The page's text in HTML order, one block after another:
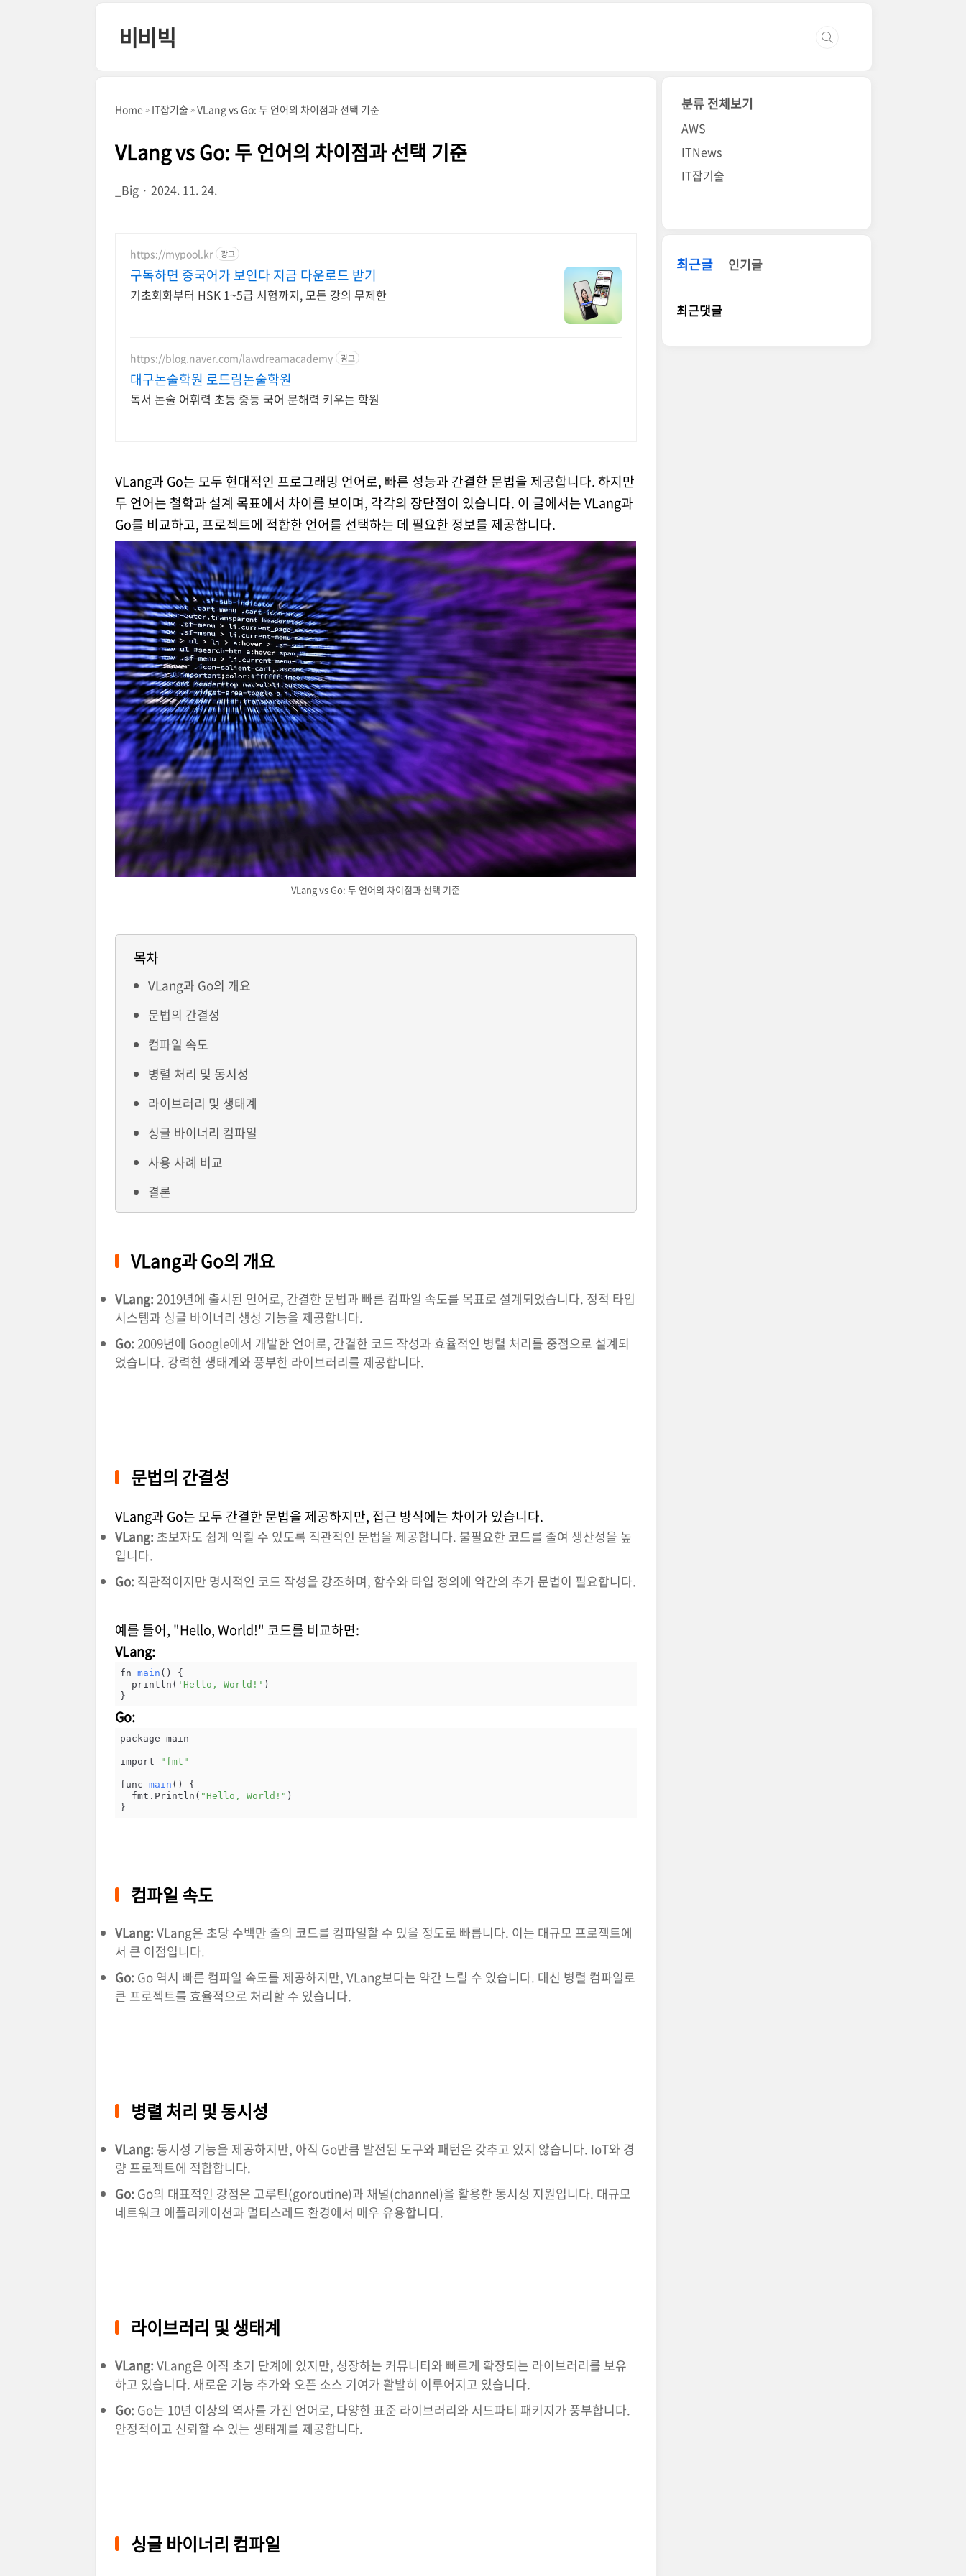
비비빅
Home IT잡기술 VLang vs Go: 두 언어의 차이점과 선택 기준
VLang vs Go: 두 언어의 차이점과 선택 기준
_Big 2024. 11. 24.
https://mypool.kr 광고
구독하면 중국어가 보인다 지금 다운로드 받기
기초회화부터 HSK 1~5급 시험까지, 모든 강의 무제한
https://blog.naver.com/lawdreamacademy 광고
대구논술학원 로드림논술학원
독서 논술 어휘력 초등 중등 국어 문해력 키우는 학원
VLang과 Go는 모두 현대적인 프로그래밍 언어로, 빠른 성능과 간결한 문법을 제공합니다. 하지만
두 언어는 철학과 설계 목표에서 차이를 보이며, 각각의 장단점이 있습니다. 이 글에서는 VLang과
Go를 비교하고, 프로젝트에 적합한 언어를 선택하는 데 필요한 정보를 제공합니다.
VLang vs Go: 두 언어의 차이점과 선택 기준
목차
VLang과 Go의 개요
문법의 간결성
컴파일 속도
병렬 처리 및 동시성
라이브러리 및 생태계
싱글 바이너리 컴파일
사용 사례 비교
결론
VLang과 Go의 개요
VLang: 2019년에 출시된 언어로, 간결한 문법과 빠른 컴파일 속도를 목표로 설계되었습니다. 정적 타입
시스템과 싱글 바이너리 생성 기능을 제공합니다.
Go: 2009년에 Google에서 개발한 언어로, 간결한 코드 작성과 효율적인 병렬 처리를 중점으로 설계되
었습니다. 강력한 생태계와 풍부한 라이브러리를 제공합니다.
문법의 간결성
VLang과 Go는 모두 간결한 문법을 제공하지만, 접근 방식에는 차이가 있습니다.
VLang: 초보자도 쉽게 익힐 수 있도록 직관적인 문법을 제공합니다. 불필요한 코드를 줄여 생산성을 높
입니다.
Go: 직관적이지만 명시적인 코드 작성을 강조하며, 함수와 타입 정의에 약간의 추가 문법이 필요합니다.
예를 들어, "Hello, World!" 코드를 비교하면:
VLang:
fn main () {
  println(
'Hello, World!' )
}
Go:
package main
import "fmt"
func main () {
  fmt.Println(
"Hello, World!" )
}
컴파일 속도
VLang: VLang은 초당 수백만 줄의 코드를 컴파일할 수 있을 정도로 빠릅니다. 이는 대규모 프로젝트에
서 큰 이점입니다.
Go: Go 역시 빠른 컴파일 속도를 제공하지만, VLang보다는 약간 느릴 수 있습니다. 대신 병렬 컴파일로
큰 프로젝트를 효율적으로 처리할 수 있습니다.
병렬 처리 및 동시성
VLang: 동시성 기능을 제공하지만, 아직 Go만큼 발전된 도구와 패턴은 갖추고 있지 않습니다. IoT와 경
량 프로젝트에 적합합니다.
Go: Go의 대표적인 강점은 고루틴(goroutine)과 채널(channel)을 활용한 동시성 지원입니다. 대규모
네트워크 애플리케이션과 멀티스레드 환경에서 매우 유용합니다.
라이브러리 및 생태계
VLang: VLang은 아직 초기 단계에 있지만, 성장하는 커뮤니티와 빠르게 확장되는 라이브러리를 보유
하고 있습니다. 새로운 기능 추가와 오픈 소스 기여가 활발히 이루어지고 있습니다.
Go: Go는 10년 이상의 역사를 가진 언어로, 다양한 표준 라이브러리와 서드파티 패키지가 풍부합니다.
안정적이고 신뢰할 수 있는 생태계를 제공합니다.
싱글 바이너리 컴파일
분류 전체보기
AWS
ITNews
IT잡기술
최근글 인기글
최근댓글